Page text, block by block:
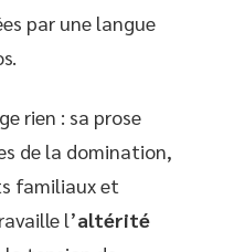
par une langue
rien : sa prose
de la domination,
familiaux et
l’altérité